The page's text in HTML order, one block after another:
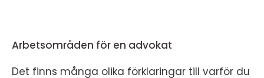
Arbetsområden för en advokat
Det finns många olika förklaringar till varför du